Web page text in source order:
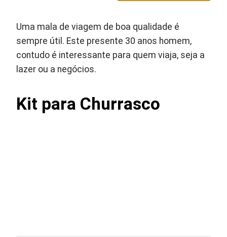
Uma mala de viagem de boa qualidade é
sempre útil. Este presente 30 anos homem,
contudo é interessante para quem viaja, seja a
lazer ou a negócios.
Kit para Churrasco